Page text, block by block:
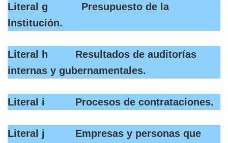
Literal g Presupuesto de la
Institución.
Literal h Resultados de auditorías
internas y gubernamentales.
Literal i Procesos de contrataciones.
Literal j Empresas y personas que